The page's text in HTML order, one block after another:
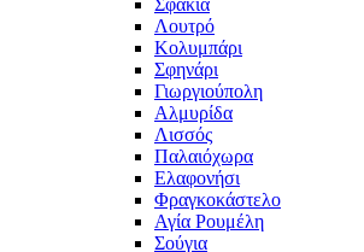
Σφακιά
Λουτρό
Κολυμπάρι
Σφηνάρι
Γιωργιούπολη
Αλμυρίδα
Λισσός
Παλαιόχωρα
Ελαφονήσι
Φραγκοκάστελο
Αγία Ρουμέλη
Σούγια